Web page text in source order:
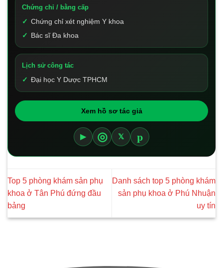
Chứng chỉ / bằng cấp
Chứng chỉ xét nghiệm Y khoa
Bác sĩ Đa khoa
Lịch sử công tác
Đại học Y Dược TPHCM
Xem hồ sơ tác giả
▶ ◎ 𝕏 p
Top 5 phòng khám sản phụ
khoa ở Tân Phú đứng đầu
bảng
Danh sách top 5 phòng khám
sản phụ khoa ở Phú Nhuận
uy tín